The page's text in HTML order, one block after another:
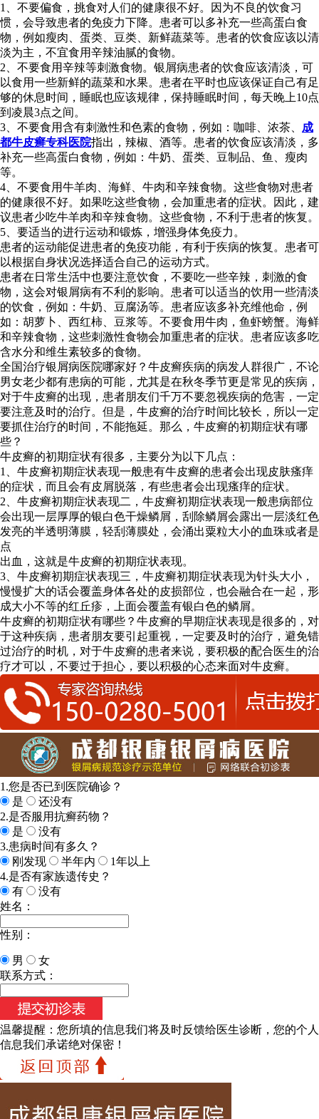
1、不要偏食，挑食对人们的健康很不好。因为不良的饮食习
惯，会导致患者的免疫力下降。患者可以多补充一些高蛋白食
物，例如瘦肉、蛋类、豆类、新鲜蔬菜等。患者的饮食应该以清
淡为主，不宜食用辛辣油腻的食物。
2、不要食用辛辣等刺激食物。银屑病患者的饮食应该清淡，可
以食用一些新鲜的蔬菜和水果。患者在平时也应该保证自己有足
够的休息时间，睡眠也应该规律，保持睡眠时间，每天晚上10点
到凌晨3点之间。
3、不要食用含有刺激性和色素的食物，例如：咖啡、浓茶、 成
都牛皮癣专科医院指出，辣椒、酒等。患者的饮食应该清淡，多
补充一些高蛋白食物，例如：牛奶、蛋类、豆制品、鱼、瘦肉
等。
4、不要食用牛羊肉、海鲜、牛肉和辛辣食物。这些食物对患者
的健康很不好。如果吃这些食物，会加重患者的症状。因此，建
议患者少吃牛羊肉和辛辣食物。这些食物，不利于患者的恢复。
5、要适当的进行运动和锻炼，增强身体免疫力。
患者的运动能促进患者的免疫功能，有利于疾病的恢复。患者可
以根据自身状况选择适合自己的运动方式。
患者在日常生活中也要注意饮食，不要吃一些辛辣，刺激的食
物，这会对银屑病有不利的影响。患者可以适当的饮用一些清淡
的饮食，例如：牛奶、豆腐汤等。患者应该多补充维他命，例
如：胡萝卜、西红柿、豆浆等。不要食用牛肉，鱼虾螃蟹。海鲜
和辛辣食物，这些刺激性食物会加重患者的症状。患者应该多吃
含水分和维生素较多的食物。
全国治疗银屑病医院哪家好？牛皮癣疾病的病发人群很广，不论
男女老少都有患病的可能，尤其是在秋冬季节更是常见的疾病，
对于牛皮癣的出现，患者朋友们千万不要忽视疾病的危害，一定
要注意及时的治疗。但是，牛皮癣的治疗时间比较长，所以一定
要抓住治疗的时间，不能拖延。那么，牛皮癣的初期症状有哪
些？
牛皮癣的初期症状有很多，主要分为以下几点：
1、牛皮癣初期症状表现一般患有牛皮癣的患者会出现皮肤瘙痒
的症状，而且会有皮屑脱落，有些患者会出现瘙痒的症状。
2、牛皮癣初期症状表现二，牛皮癣初期症状表现一般患病部位
会出现一层厚厚的银白色干燥鳞屑，刮除鳞屑会露出一层淡红色
发亮的半透明薄膜，轻刮薄膜处，会涌出粟粒大小的血珠或者是
点
出血，这就是牛皮癣的初期症状表现。
3、牛皮癣初期症状表现三，牛皮癣初期症状表现为针头大小，
慢慢扩大的话会覆盖身体各处的皮损部位，也会融合在一起，形
成大小不等的红丘疹，上面会覆盖有银白色的鳞屑。
牛皮癣的初期症状有哪些？牛皮癣的早期症状表现是很多的，对
于这种疾病，患者朋友要引起重视，一定要及时的治疗，避免错
过治疗的时机，对于牛皮癣的患者来说，要积极的配合医生的治
疗才可以，不要过于担心，要以积极的心态来面对牛皮癣。
1.您是否已到医院确诊？
是
还没有
2.是否服用抗癣药物？
是
没有
3.患病时间有多久？
刚发现
半年内
1年以上
4.是否有家族遗传史？
有
没有
姓名：
性别：
男
女
联系方式：
温馨提醒： 您所填的信息我们将及时反馈给医生诊断，您的个人
信息我们承诺绝对保密！